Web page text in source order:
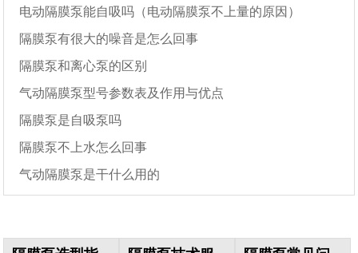
电动隔膜泵能自吸吗（电动隔膜泵不上量的原因）
隔膜泵有很大的噪音是怎么回事
隔膜泵和离心泵的区别
气动隔膜泵型号参数表及作用与优点
隔膜泵是自吸泵吗
隔膜泵不上水怎么回事
气动隔膜泵是干什么用的